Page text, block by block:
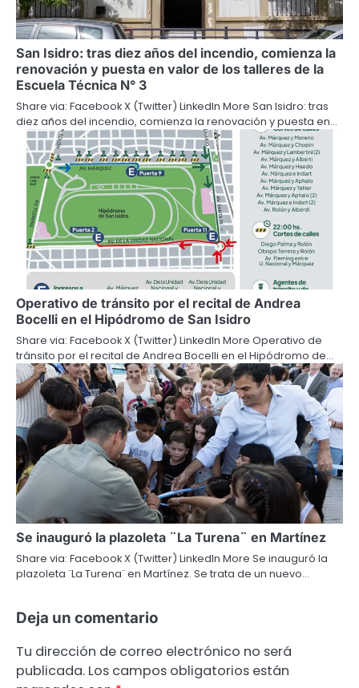
San Isidro: tras diez años del incendio, comienza la
renovación y puesta en valor de los talleres de la
Escuela Técnica N° 3
Share via: Facebook X (Twitter) LinkedIn More San Isidro: tras
diez años del incendio, comienza la renovación y puesta en…
Operativo de tránsito por el recital de Andrea
Bocelli en el Hipódromo de San Isidro
Share via: Facebook X (Twitter) LinkedIn More Operativo de
tránsito por el recital de Andrea Bocelli en el Hipódromo de…
Se inauguró la plazoleta ¨La Turena¨ en Martínez
Share via: Facebook X (Twitter) LinkedIn More Se inauguró la
plazoleta ¨La Turena¨ en Martínez. Se trata de un nuevo…
Deja un comentario
Tu dirección de correo electrónico no será
publicada. Los campos obligatorios están